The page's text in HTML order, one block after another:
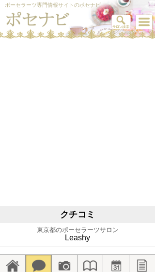
ポーセラーツ専門情報サイトのポセナビ
クチコミ
東京都のポーセラーツサロン
Leashy